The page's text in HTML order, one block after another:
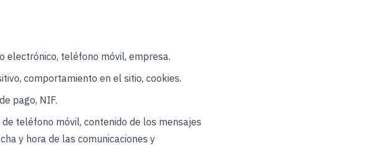
electrónico, teléfono móvil, empresa.
comportamiento en el sitio, cookies.
pago, NIF.
de teléfono móvil, contenido de los mensajes
y hora de las comunicaciones y